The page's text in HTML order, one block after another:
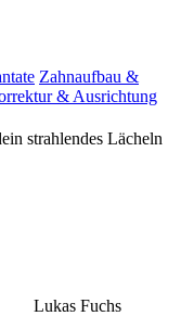
Zahnaufbau &
& Ausrichtung
strahlendes Lächeln
Lukas Fuchs